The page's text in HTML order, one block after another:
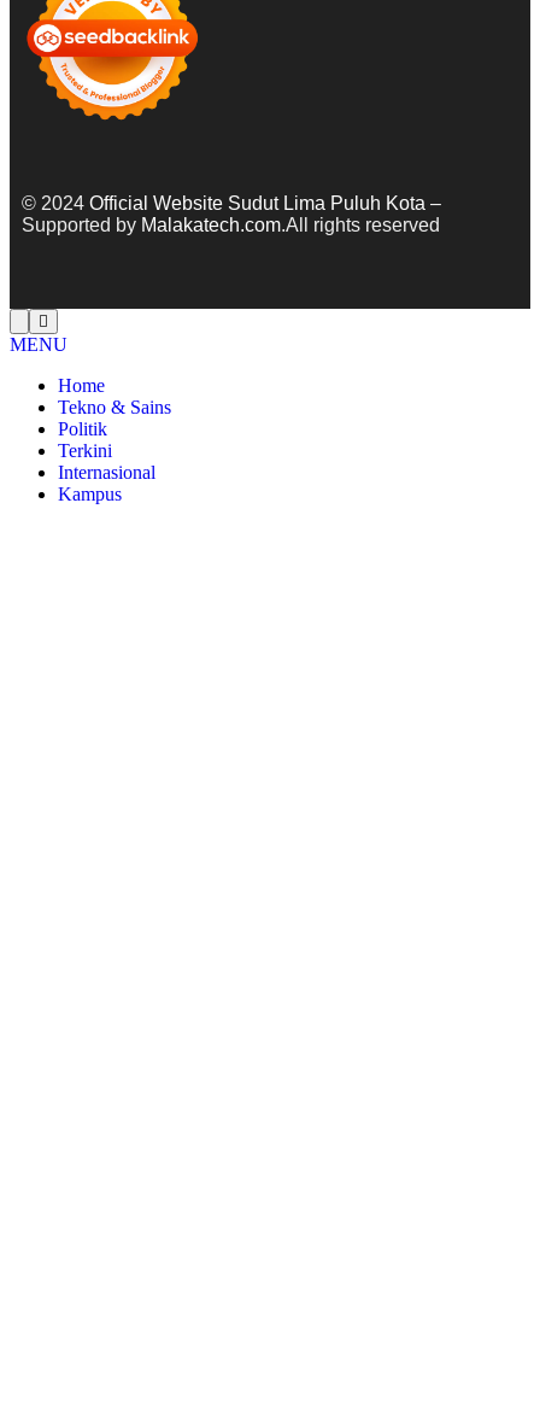
© 2024 Official Website Sudut Lima Puluh Kota –
Supported by Malakatech.com.All rights reserved
MENU
Home
Tekno & Sains
Politik
Terkini
Internasional
Kampus